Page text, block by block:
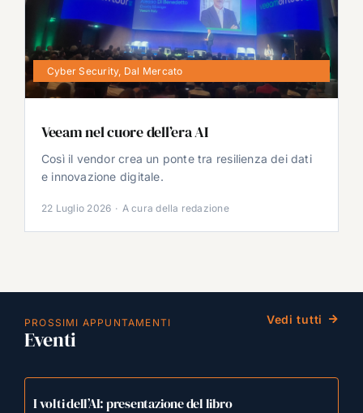
Cyber Security, Dal Mercato
Veeam nel cuore dell’era AI
Così il vendor crea un ponte tra resilienza dei dati
e innovazione digitale.
22 Luglio 2026 · A cura della redazione
PROSSIMI APPUNTAMENTI
Eventi
Vedi tutti
I volti dell’AI: presentazione del libro